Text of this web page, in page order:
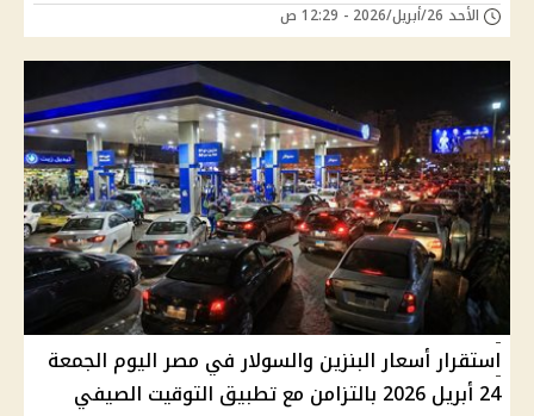
الأحد 26/أبريل/2026 - 12:29 ص
استقرار أسعار البنزين والسولار في مصر اليوم الجمعة
24 أبريل 2026 بالتزامن مع تطبيق التوقيت الصيفي